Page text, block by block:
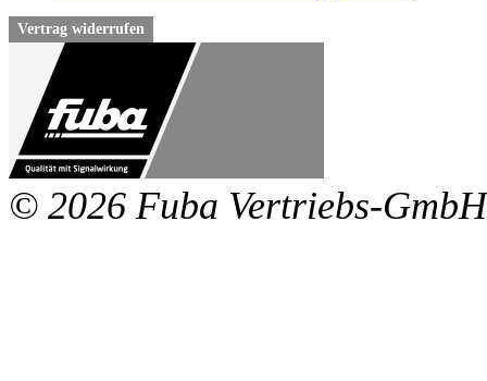
Vertrag widerrufen
© 2026 Fuba Vertriebs-GmbH